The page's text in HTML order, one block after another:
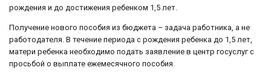
рождения и до достижения ребенком 1,5 лет.
Получение нового пособия из бюджета – задача работника, а не
работодателя. В течение периода с рождения ребенка до 1,5 лет,
матери ребенка необходимо подать заявление в центр госуслуг с
просьбой о выплате ежемесячного пособия.